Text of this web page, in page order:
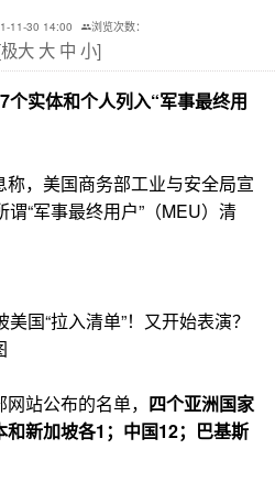
11-30 14:00
浏览次数：
极大 大 中 小]
实体和个人列入“军事最终用
，美国商务部工业与安全局宣
“军事最终用户”（MEU）清
站公布的名单， 四个亚洲国家
新加坡各1；中国12；巴基斯